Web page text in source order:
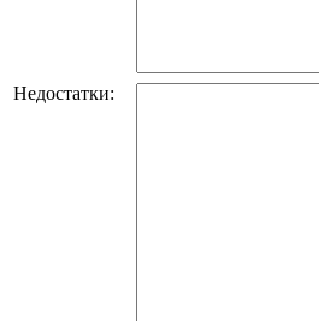
Недостатки: